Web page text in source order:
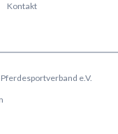
Kontakt
e.V.